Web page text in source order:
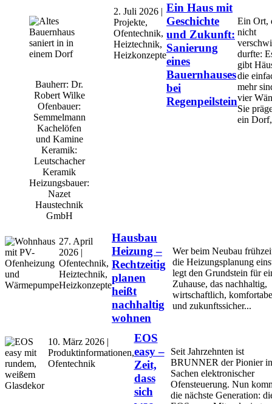
Bauherr: Dr.
Robert Wilke
Ofenbauer:
Semmelmann
Kachelöfen
und Kamine
Keramik:
Leutschacher
Keramik
Heizungsbauer:
Nazet
Haustechnik
GmbH
2. Juli 2026 |
Projekte,
Ofentechnik,
Heiztechnik,
Heizkonzepte
Ein Haus mit
Geschichte
und Zukunft:
Sanierung
eines
Bauernhauses
bei
Regenpeilstein
Ein Ort,
nicht
durfte:
gibt
die
mehr
vier
Sie
ein
27. April
2026 |
Ofentechnik,
Heiztechnik,
Heizkonzepte
Hausbau
Heizung –
Rechtzeitig
planen
heißt
nachhaltig
wohnen
Wer beim Neubau
die Heizungsplanung
legt den Grundstein für
Zuhause, das nachhaltig,
wirtschaftlich,
und zukunftssicher...
10. März 2026 |
Produktinformationen,
Ofentechnik
EOS
easy –
Zeit,
dass
sich
Seit Jahrzehnten ist
BRUNNER der Pionier in
Sachen elektronischer
Ofensteuerung. Nun
die nächste Generation: